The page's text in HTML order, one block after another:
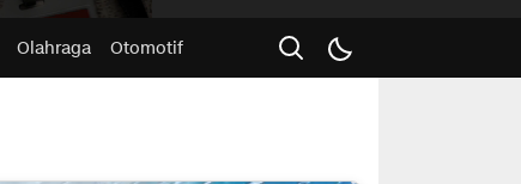
Olahraga Otomotif